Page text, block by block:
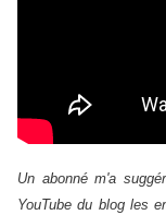
Un abonné m'a
YouTube du blog les